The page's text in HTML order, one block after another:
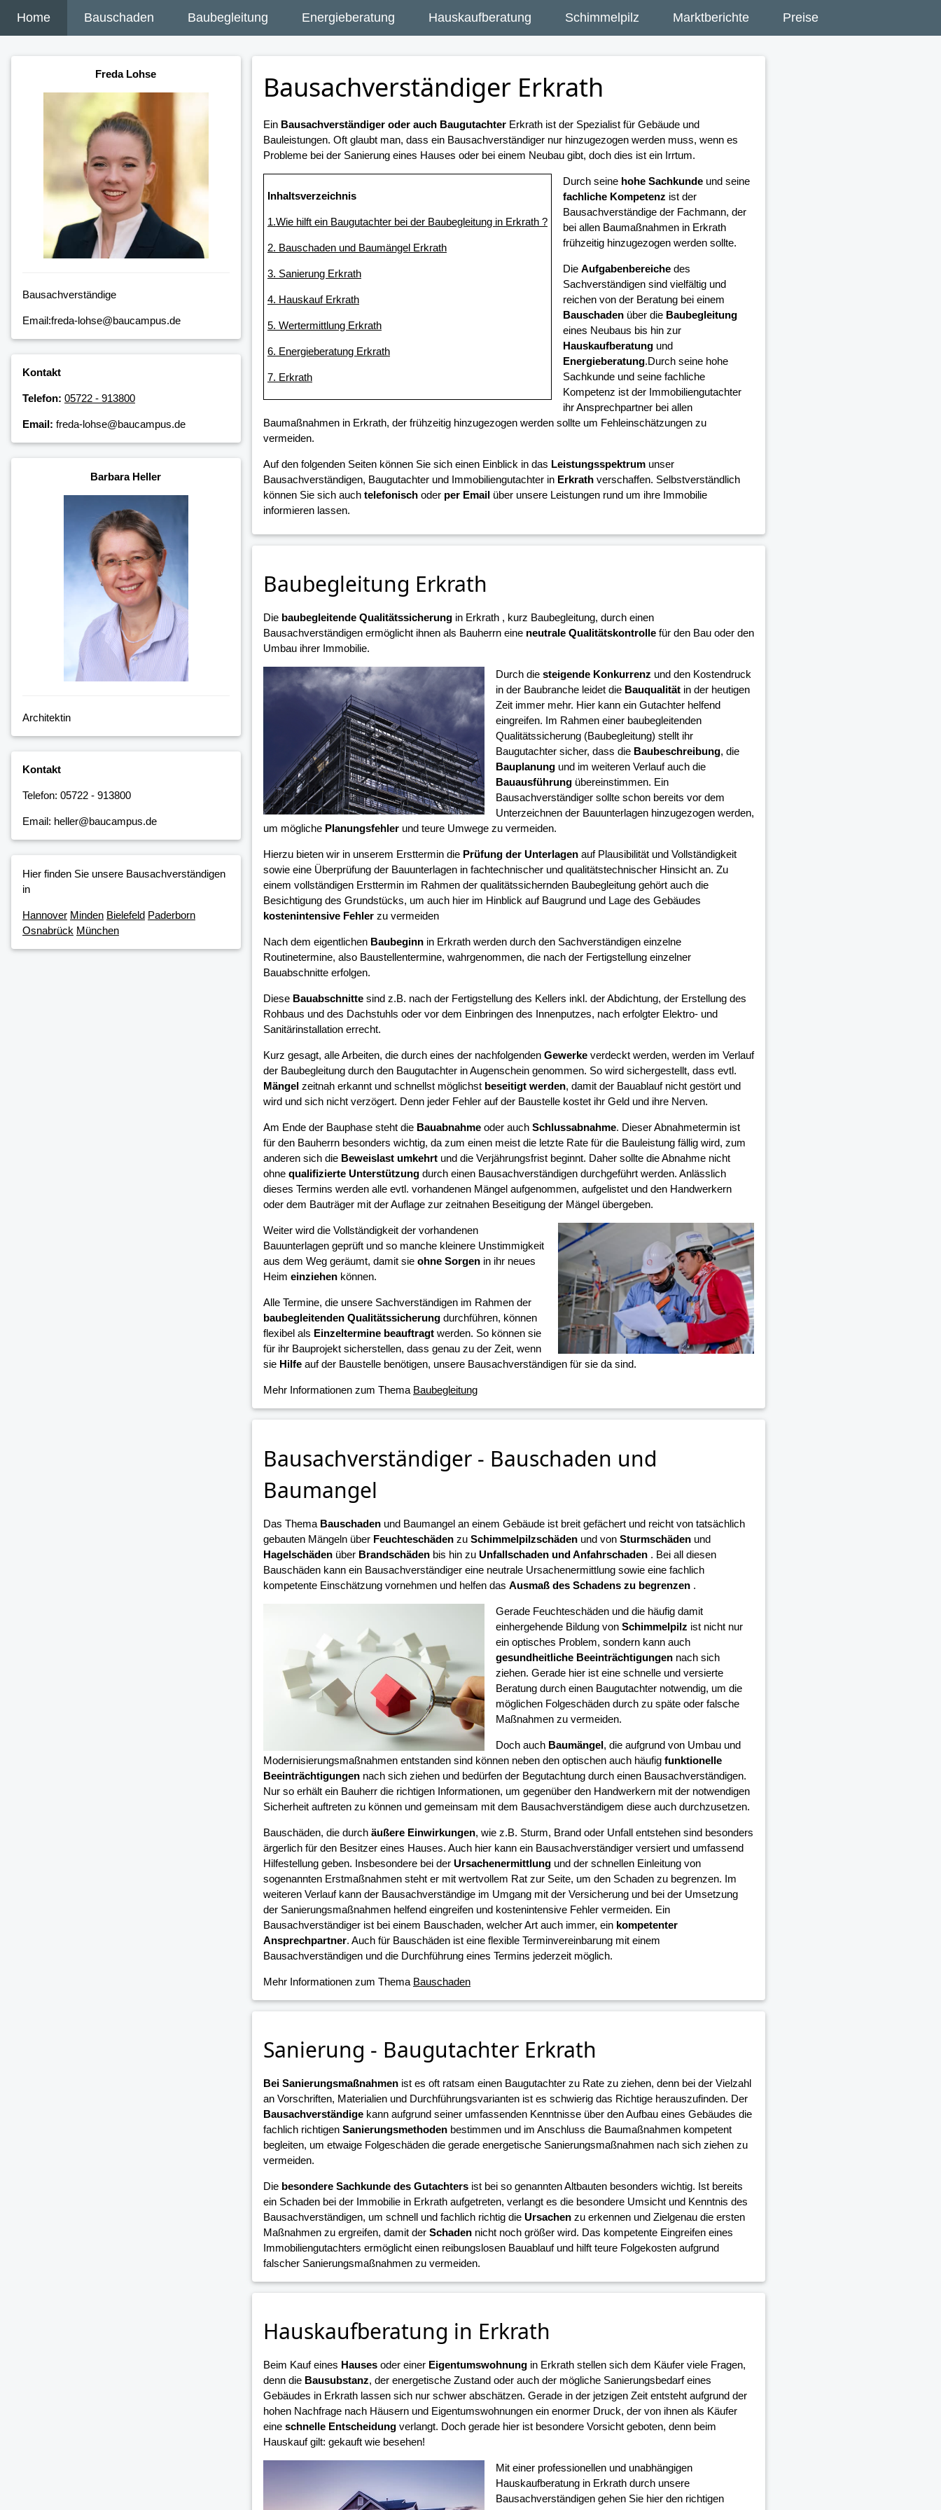
Home Bauschaden Baubegleitung Energieberatung Hauskaufberatung Schimmelpilz Marktberichte Preise
Freda Lohse
Bausachverständige
Email:freda-lohse@baucampus.de
Kontakt
Telefon: 05722 - 913800
Email: freda-lohse@baucampus.de
Barbara Heller
Architektin
Kontakt
Telefon: 05722 - 913800
Email: heller@baucampus.de
Hier finden Sie unsere Bausachverständigen
in
Hannover Minden Bielefeld Paderborn
Osnabrück München
Bausachverständiger Erkrath
Ein Bausachverständiger oder auch BaugutachterErkrath ist der Spezialist für Gebäude und
Bauleistungen. Oft glaubt man, dass ein Bausachverständiger nur hinzugezogen werden muss, wenn es
Probleme bei der Sanierung eines Hauses oder bei einem Neubau gibt, doch dies ist ein Irrtum.
Inhaltsverzeichnis
1.Wie hilft ein Baugutachter bei der Baubegleitung in Erkrath ?
2. Bauschaden und Baumängel Erkrath
3. Sanierung Erkrath
4. Hauskauf Erkrath
5. Wertermittlung Erkrath
6. Energieberatung Erkrath
7. Erkrath
Durch seine hohe Sachkundeund seine
fachliche Kompetenz ist der
Bausachverständige der Fachmann, der
bei allen Baumaßnahmen in Erkrath
frühzeitig hinzugezogen werden sollte.
Die Aufgabenbereichedes
Sachverständigen sind vielfältig und
reichen von der Beratung bei einem
Bauschadenüber die Baubegleitung
eines Neubaus bis hin zur
Hauskaufberatungund
Energieberatung.Durch seine hohe
Sachkunde und seine fachliche
Kompetenz ist der Immobiliengutachter
ihr Ansprechpartner bei allen
Baumaßnahmen in Erkrath, der frühzeitig hinzugezogen werden sollte um Fehleinschätzungen zu
vermeiden.
Auf den folgenden Seiten können Sie sich einen Einblick in das Leistungsspektrumunser
Bausachverständigen, Baugutachter und Immobiliengutachter in Erkrathverschaffen. Selbstverständlich
können Sie sich auch telefonischoder per Emailüber unsere Leistungen rund um ihre Immobilie
informieren lassen.
Baubegleitung Erkrath
Die baubegleitende Qualitätssicherungin Erkrath , kurz Baubegleitung, durch einen
Bausachverständigen ermöglicht ihnen als Bauherrn eine neutrale Qualitätskontrollefür den Bau oder den
Umbau ihrer Immobilie.
Durch die steigende Konkurrenz und den Kostendruck
in der Baubranche leidet die Bauqualitätin der heutigen
Zeit immer mehr. Hier kann ein Gutachter helfend
eingreifen. Im Rahmen einer baubegleitenden
Qualitätssicherung (Baubegleitung) stellt ihr
Baugutachter sicher, dass die Baubeschreibung, die
Bauplanungund im weiteren Verlauf auch die
Bauausführungübereinstimmen. Ein
Bausachverständiger sollte schon bereits vor dem
Unterzeichnen der Bauunterlagen hinzugezogen werden,
um mögliche Planungsfehlerund teure Umwege zu vermeiden.
Hierzu bieten wir in unserem Ersttermin die Prüfung der Unterlagenauf Plausibilität und Vollständigkeit
sowie eine Überprüfung der Bauunterlagen in fachtechnischer und qualitätstechnischer Hinsicht an. Zu
einem vollständigen Ersttermin im Rahmen der qualitätssichernden Baubegleitung gehört auch die
Besichtigung des Grundstücks, um auch hier im Hinblick auf Baugrund und Lage des Gebäudes
kostenintensive Fehlerzu vermeiden
Nach dem eigentlichen Baubeginnin Erkrath werden durch den Sachverständigen einzelne
Routinetermine, also Baustellentermine, wahrgenommen, die nach der Fertigstellung einzelner
Bauabschnitte erfolgen.
Diese Bauabschnittesind z.B. nach der Fertigstellung des Kellers inkl. der Abdichtung, der Erstellung des
Rohbaus und des Dachstuhls oder vor dem Einbringen des Innenputzes, nach erfolgter Elektro- und
Sanitärinstallation errecht.
Kurz gesagt, alle Arbeiten, die durch eines der nachfolgenden Gewerkeverdeckt werden, werden im Verlauf
der Baubegleitung durch den Baugutachter in Augenschein genommen. So wird sichergestellt, dass evtl.
Mängelzeitnah erkannt und schnellst möglichst beseitigt werden, damit der Bauablauf nicht gestört und
wird und sich nicht verzögert. Denn jeder Fehler auf der Baustelle kostet ihr Geld und ihre Nerven.
Am Ende der Bauphase steht die Bauabnahmeoder auch Schlussabnahme. Dieser Abnahmetermin ist
für den Bauherrn besonders wichtig, da zum einen meist die letzte Rate für die Bauleistung fällig wird, zum
anderen sich die Beweislast umkehrtund die Verjährungsfrist beginnt. Daher sollte die Abnahme nicht
ohne qualifizierte Unterstützungdurch einen Bausachverständigen durchgeführt werden. Anlässlich
dieses Termins werden alle evtl. vorhandenen Mängel aufgenommen, aufgelistet und den Handwerkern
oder dem Bauträger mit der Auflage zur zeitnahen Beseitigung der Mängel übergeben.
Weiter wird die Vollständigkeit der vorhandenen
Bauunterlagen geprüft und so manche kleinere Unstimmigkeit
aus dem Weg geräumt, damit sie ohne Sorgenin ihr neues
Heim einziehenkönnen.
Alle Termine, die unsere Sachverständigen im Rahmen der
baubegleitenden Qualitätssicherungdurchführen, können
flexibel als Einzeltermine beauftragtwerden. So können sie
für ihr Bauprojekt sicherstellen, dass genau zu der Zeit, wenn
sie Hilfeauf der Baustelle benötigen, unsere Bausachverständigen für sie da sind.
Mehr Informationen zum Thema Baubegleitung
Bausachverständiger - Bauschaden und
Baumangel
Das Thema Bauschadenund Baumangel an einem Gebäude ist breit gefächert und reicht von tatsächlich
gebauten Mängeln über Feuchteschädenzu Schimmelpilzschädenund von Sturmschädenund
Hagelschädenüber Brandschädenbis hin zu Unfallschaden und Anfahrschaden. Bei all diesen
Bauschäden kann ein Bausachverständiger eine neutrale Ursachenermittlung sowie eine fachlich
kompetente Einschätzung vornehmen und helfen das Ausmaß des Schadens zu begrenzen.
Gerade Feuchteschäden und die häufig damit
einhergehende Bildung von Schimmelpilz ist nicht nur
ein optisches Problem, sondern kann auch
gesundheitliche Beeinträchtigungennach sich
ziehen. Gerade hier ist eine schnelle und versierte
Beratung durch einen Baugutachter notwendig, um die
möglichen Folgeschäden durch zu späte oder falsche
Maßnahmen zu vermeiden.
Doch auch Baumängel, die aufgrund von Umbau und
Modernisierungsmaßnahmen entstanden sind können neben den optischen auch häufig funktionelle
Beeinträchtigungennach sich ziehen und bedürfen der Begutachtung durch einen Bausachverständigen.
Nur so erhält ein Bauherr die richtigen Informationen, um gegenüber den Handwerkern mit der notwendigen
Sicherheit auftreten zu können und gemeinsam mit dem Bausachverständigem diese auch durchzusetzen.
Bauschäden, die durch äußere Einwirkungen, wie z.B. Sturm, Brand oder Unfall entstehen sind besonders
ärgerlich für den Besitzer eines Hauses. Auch hier kann ein Bausachverständiger versiert und umfassend
Hilfestellung geben. Insbesondere bei der Ursachenermittlungund der schnellen Einleitung von
sogenannten Erstmaßnahmen steht er mit wertvollem Rat zur Seite, um den Schaden zu begrenzen. Im
weiteren Verlauf kann der Bausachverständige im Umgang mit der Versicherung und bei der Umsetzung
der Sanierungsmaßnahmen helfend eingreifen und kostenintensive Fehler vermeiden. Ein
Bausachverständiger ist bei einem Bauschaden, welcher Art auch immer, ein kompetenter
Ansprechpartner. Auch für Bauschäden ist eine flexible Terminvereinbarung mit einem
Bausachverständigen und die Durchführung eines Termins jederzeit möglich.
Mehr Informationen zum Thema Bauschaden
Sanierung - Baugutachter Erkrath
Bei Sanierungsmaßnahmenist es oft ratsam einen Baugutachter zu Rate zu ziehen, denn bei der Vielzahl
an Vorschriften, Materialien und Durchführungsvarianten ist es schwierig das Richtige herauszufinden. Der
Bausachverständigekann aufgrund seiner umfassenden Kenntnisse über den Aufbau eines Gebäudes die
fachlich richtigen Sanierungsmethodenbestimmen und im Anschluss die Baumaßnahmen kompetent
begleiten, um etwaige Folgeschäden die gerade energetische Sanierungsmaßnahmen nach sich ziehen zu
vermeiden.
Die besondere Sachkunde des Gutachtersist bei so genannten Altbauten besonders wichtig. Ist bereits
ein Schaden bei der Immobilie in Erkrath aufgetreten, verlangt es die besondere Umsicht und Kenntnis des
Bausachverständigen, um schnell und fachlich richtig die Ursachenzu erkennen und Zielgenau die ersten
Maßnahmen zu ergreifen, damit der Schadennicht noch größer wird. Das kompetente Eingreifen eines
Immobiliengutachters ermöglicht einen reibungslosen Bauablauf und hilft teure Folgekosten aufgrund
falscher Sanierungsmaßnahmen zu vermeiden.
Hauskaufberatung in Erkrath
Beim Kauf eines Hausesoder einer Eigentumswohnungin Erkrath stellen sich dem Käufer viele Fragen,
denn die Bausubstanz, der energetische Zustand oder auch der mögliche Sanierungsbedarf eines
Gebäudes in Erkrath lassen sich nur schwer abschätzen. Gerade in der jetzigen Zeit entsteht aufgrund der
hohen Nachfrage nach Häusern und Eigentumswohnungen ein enormer Druck, der von ihnen als Käufer
eine schnelle Entscheidungverlangt. Doch gerade hier ist besondere Vorsicht geboten, denn beim
Hauskauf gilt: gekauft wie besehen!
Mit einer professionellen und unabhängigen
Hauskaufberatung in Erkrath durch unsere
Bausachverständigen gehen Sie hier den richtigen